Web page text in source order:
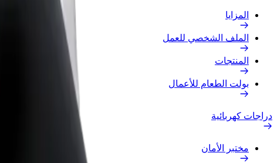
المزايا
الملف الشخصي للعمل
المنتجات
بولت الطعام للأعمال
دراجات كهربائية
مختبر الأمان